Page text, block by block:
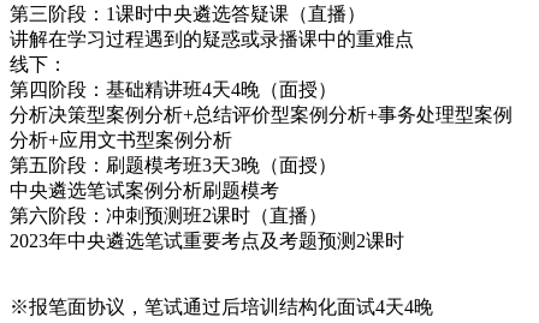
第三阶段：1课时中央遴选答疑课（直播）
讲解在学习过程遇到的疑惑或录播课中的重难点
线下：
第四阶段：基础精讲班4天4晚（面授）
分析决策型案例分析+总结评价型案例分析+事务处理型案例
分析+应用文书型案例分析
第五阶段：刷题模考班3天3晚（面授）
中央遴选笔试案例分析刷题模考
第六阶段：冲刺预测班2课时（直播）
2023年中央遴选笔试重要考点及考题预测2课时
※报笔面协议，笔试通过后培训结构化面试4天4晚